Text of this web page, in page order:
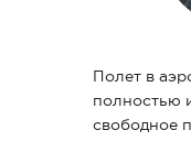
Полет в
полностью
свободное